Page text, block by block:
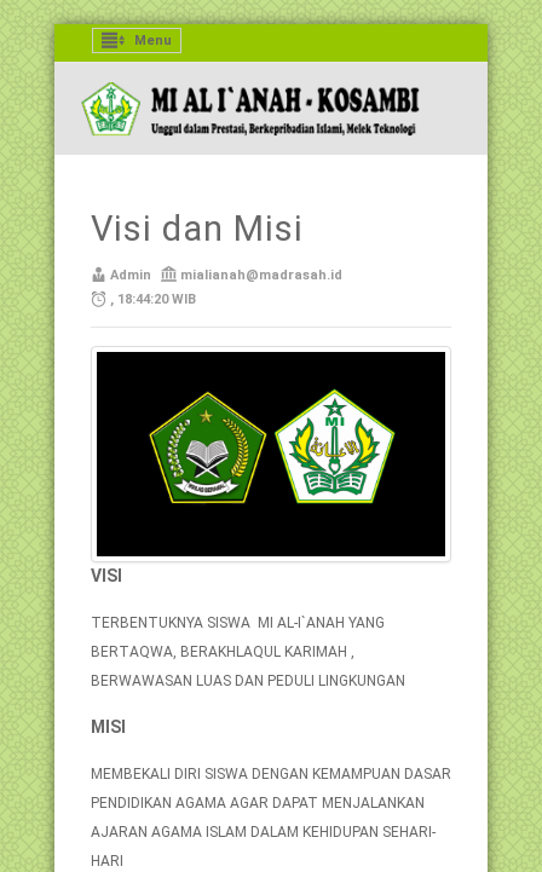
Menu
Visi dan Misi
Admin
mialianah@madrasah.id
, 18:44:20 WIB
VISI
TERBENTUKNYA SISWA MI AL-I`ANAH YANG
BERTAQWA, BERAKHLAQUL KARIMAH ,
BERWAWASAN LUAS DAN PEDULI LINGKUNGAN
MISI
MEMBEKALI DIRI SISWA DENGAN KEMAMPUAN DASAR
PENDIDIKAN AGAMA AGAR DAPAT MENJALANKAN
AJARAN AGAMA ISLAM DALAM KEHIDUPAN SEHARI-
HARI